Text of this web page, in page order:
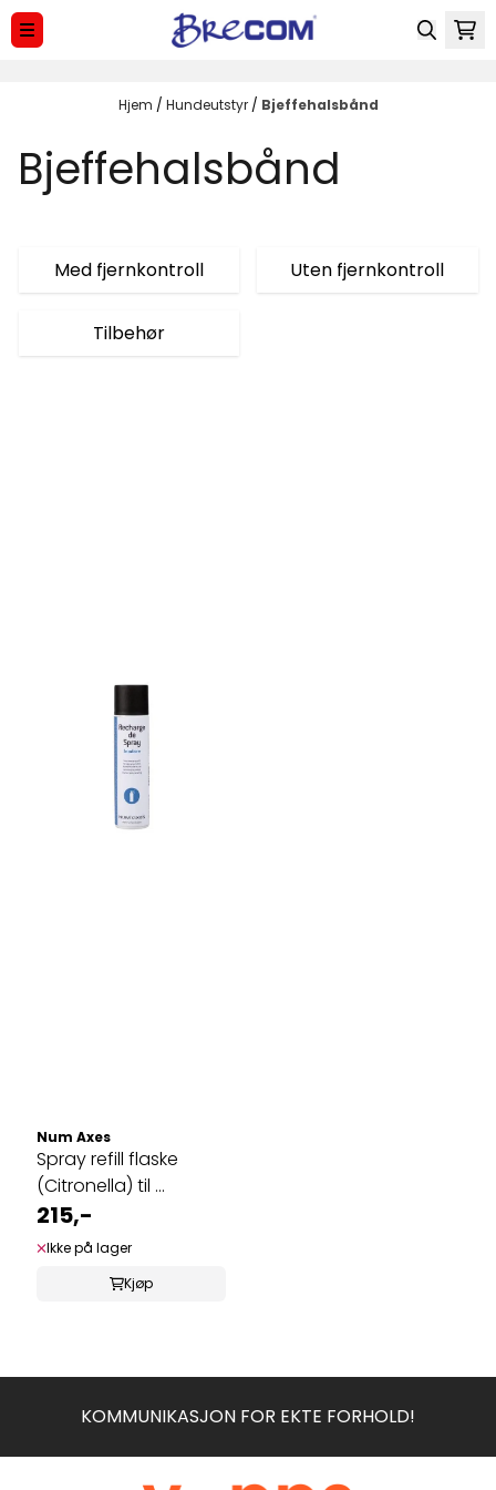
Hopp til innhold
Hjem / Hundeutstyr / Bjeffehalsbånd
Bjeffehalsbånd
Med fjernkontroll Uten fjernkontroll
Tilbehør
Num Axes
Spray refill flaske
(Citronella) til ...
215,-
Ikke på lager
Kjøp
KOMMUNIKASJON FOR EKTE FORHOLD!